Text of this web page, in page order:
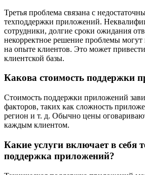
Третья проблема связана с
техподдержки приложений.
сотрудники, долгие сроки ожидания
некорректное решение проблемы могут
на опыте клиентов. Это может
клиентской базы.
Какова стоимость поддержки
Стоимость поддержки приложений
факторов, таких как сложность
регион и т. д. Обычно цены
каждым клиентом.
Какие услуги включает в себя
поддержка приложений?